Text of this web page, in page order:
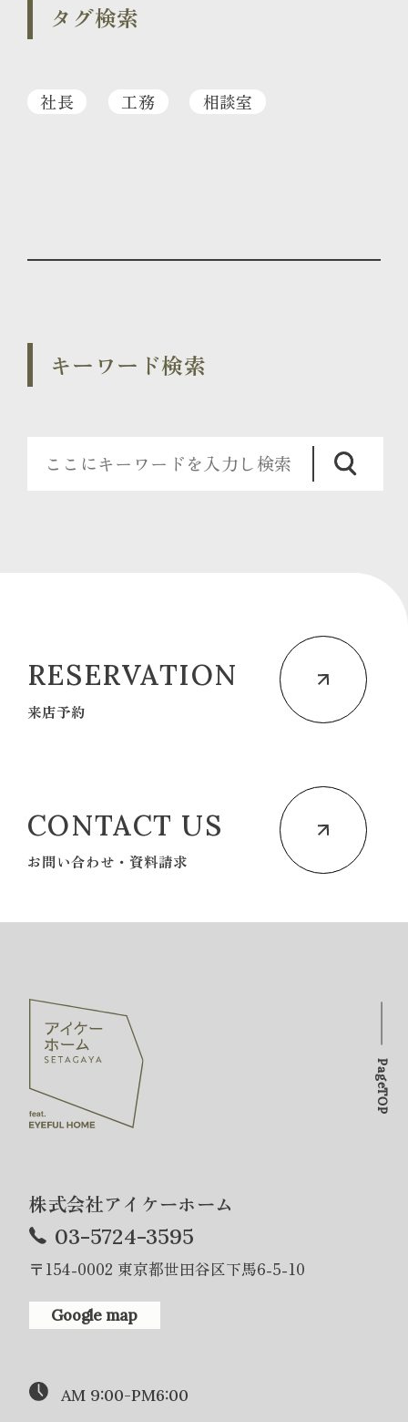
タグ検索
社長 工務 相談室
キーワード検索
RESERVATION
来店予約
CONTACT US
お問い合わせ・資料請求
株式会社アイケーホーム
03-5724-3595
〒154-0002 東京都世田谷区下馬6-5-10
Google map
AM 9:00-PM6:00
PageTOP